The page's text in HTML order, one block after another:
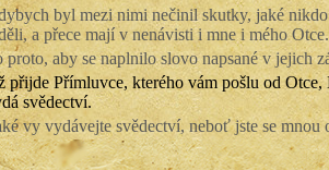
byl mezi nimi nečinil skutky, jaké
a přece mají v nenávisti i mne i mého Otce.
proto, aby se naplnilo slovo napsané v jejich
přijde Přímluvce, kterého vám pošlu od
svědectví.
vy vydávejte svědectví, neboť jste se mnou